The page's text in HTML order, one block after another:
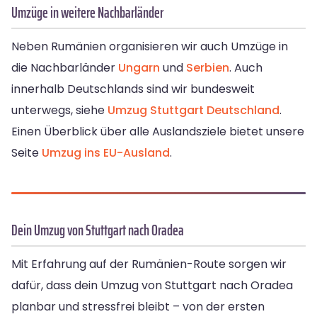
Umzüge in weitere Nachbarländer
Neben Rumänien organisieren wir auch Umzüge in
die Nachbarländer Ungarn und Serbien. Auch
innerhalb Deutschlands sind wir bundesweit
unterwegs, siehe Umzug Stuttgart Deutschland.
Einen Überblick über alle Auslandsziele bietet unsere
Seite Umzug ins EU-Ausland.
Dein Umzug von Stuttgart nach Oradea
Mit Erfahrung auf der Rumänien-Route sorgen wir
dafür, dass dein Umzug von Stuttgart nach Oradea
planbar und stressfrei bleibt – von der ersten